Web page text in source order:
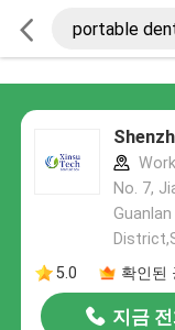
No. 7,
5.0
확인된
지금